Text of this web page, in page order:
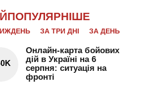
ЗА ТРИ ДНІ ЗА ДЕНЬ
Онлайн-карта бойових
дій в Україні на 6
серпня: ситуація на
фронті